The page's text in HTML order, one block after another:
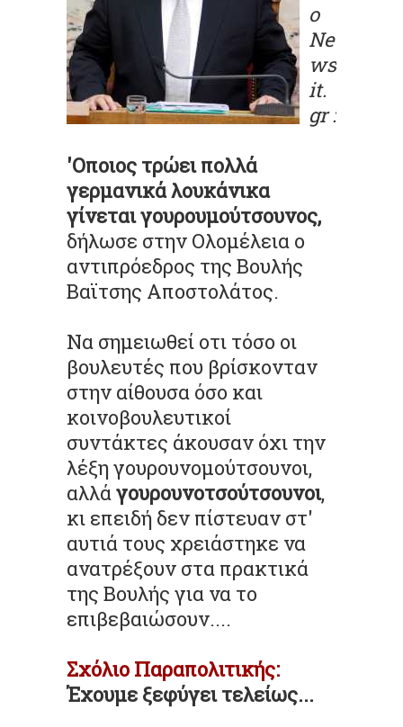
ο
Ne
ws
it.
gr:
'Οποιος τρώει πολλά
γερμανικά λουκάνικα
γίνεταιγουρουμούτσουνος,
δήλωσε στην Ολομέλεια ο
αντιπρόεδρος της Βουλής
Βαϊτσης Αποστολάτος.
Να σημειωθεί οτι τόσο οι
βουλευτές που βρίσκονταν
στην αίθουσα όσο και
κοινοβουλευτικοί
συντάκτες άκουσαν όχι την
λέξη γουρουνομούτσουνοι,
αλλάγουρουνοτσούτσουνοι,
κι επειδή δεν πίστευαν στ'
αυτιά τους χρειάστηκε να
ανατρέξουν στα πρακτικά
της Βουλής για να το
επιβεβαιώσουν....
Σχόλιο Παραπολιτικής:
Έχουμε ξεφύγει τελείως...